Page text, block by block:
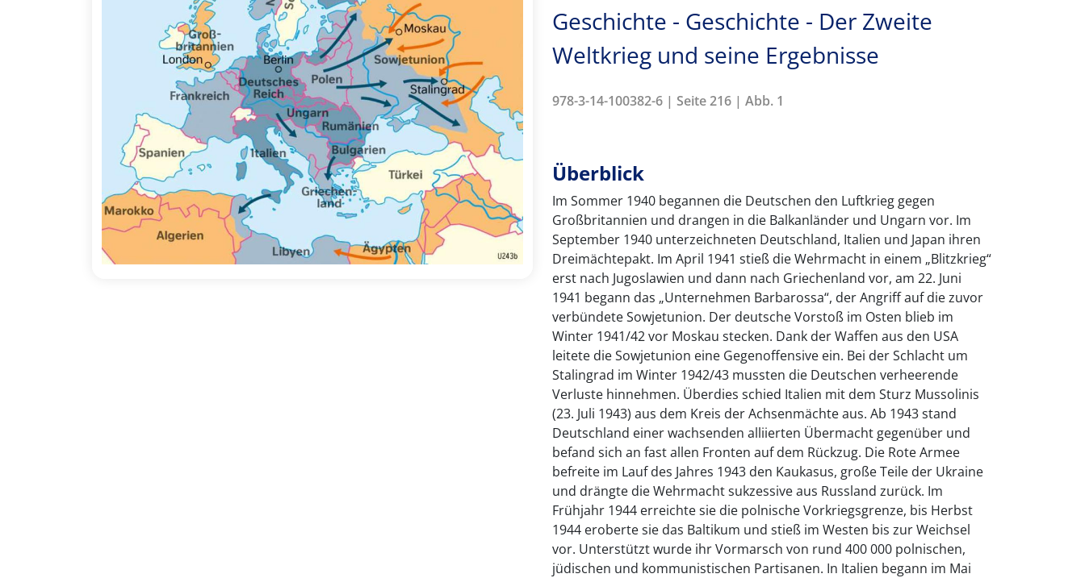
Geschichte - Geschichte - Der Zweite
Weltkrieg und seine Ergebnisse
978-3-14-100382-6 | Seite 216 | Abb. 1
Überblick
Im Sommer 1940 begannen die Deutschen den Luftkrieg gegen
Großbritannien und drangen in die Balkanländer und Ungarn vor. Im
September 1940 unterzeichneten Deutschland, Italien und Japan ihren
Dreimächtepakt. Im April 1941 stieß die Wehrmacht in einem „Blitzkrieg“
erst nach Jugoslawien und dann nach Griechenland vor, am 22. Juni
1941 begann das „Unternehmen Barbarossa“, der Angriff auf die zuvor
verbündete Sowjetunion. Der deutsche Vorstoß im Osten blieb im
Winter 1941/42 vor Moskau stecken. Dank der Waffen aus den USA
leitete die Sowjetunion eine Gegenoffensive ein. Bei der Schlacht um
Stalingrad im Winter 1942/43 mussten die Deutschen verheerende
Verluste hinnehmen. Überdies schied Italien mit dem Sturz Mussolinis
(23. Juli 1943) aus dem Kreis der Achsenmächte aus. Ab 1943 stand
Deutschland einer wachsenden alliierten Übermacht gegenüber und
befand sich an fast allen Fronten auf dem Rückzug. Die Rote Armee
befreite im Lauf des Jahres 1943 den Kaukasus, große Teile der Ukraine
und drängte die Wehrmacht sukzessive aus Russland zurück. Im
Frühjahr 1944 erreichte sie die polnische Vorkriegsgrenze, bis Herbst
1944 eroberte sie das Baltikum und stieß im Westen bis zur Weichsel
vor. Unterstützt wurde ihr Vormarsch von rund 400 000 polnischen,
jüdischen und kommunistischen Partisanen. In Italien begann im Mai